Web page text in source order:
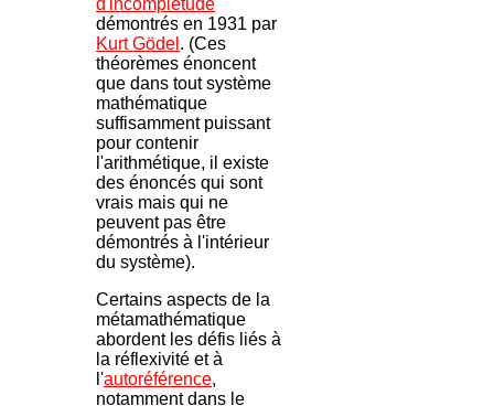
d'incomplétude
démontrés en 1931 par
Kurt Gödel . (Ces
théorèmes énoncent
que dans tout système
mathématique
suffisamment puissant
pour contenir
l'arithmétique, il existe
des énoncés qui sont
vrais mais qui ne
peuvent pas être
démontrés à l'intérieur
du système).
Certains aspects de la
métamathématique
abordent les défis liés à
la réflexivité et à
l'autoréférence,
notamment dans le